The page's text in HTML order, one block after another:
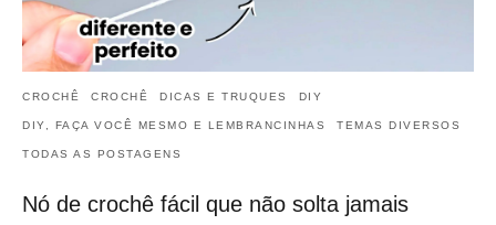
CROCHÊ CROCHÊ DICAS E TRUQUES DIY
DIY, FAÇA VOCÊ MESMO E LEMBRANCINHAS TEMAS DIVERSOS
TODAS AS POSTAGENS
Nó de crochê fácil que não solta jamais